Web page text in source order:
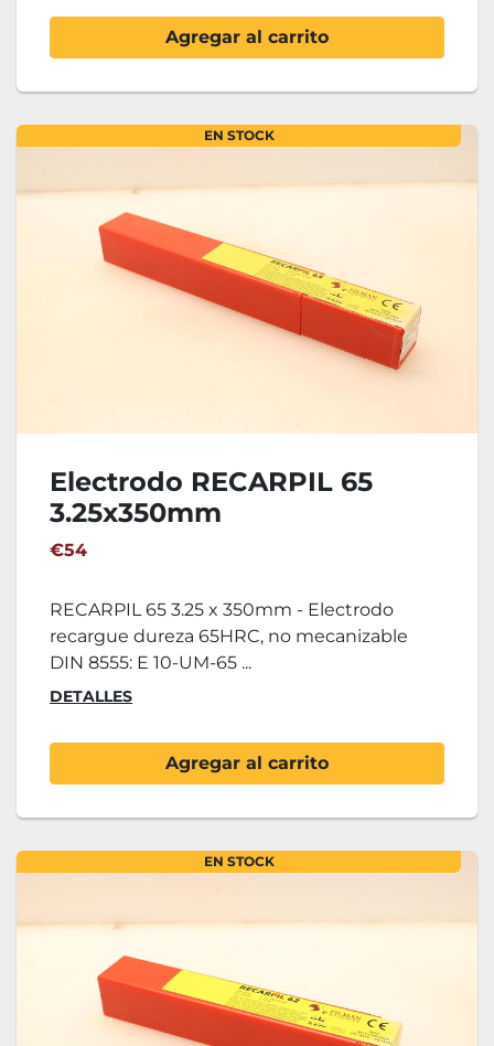
Agregar al carrito
EN STOCK
Electrodo RECARPIL 65
3.25x350mm
€54
RECARPIL 65 3.25 x 350mm - Electrodo
recargue dureza 65HRC, no mecanizable
DIN 8555: E 10-UM-65 ...
DETALLES
Agregar al carrito
EN STOCK